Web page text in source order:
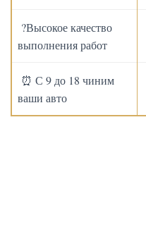
?Высокое качество
выполнения работ
⏰ С 9 до 18 чиним
ваши авто